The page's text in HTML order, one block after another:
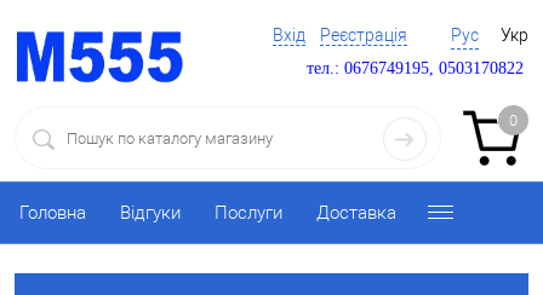
Вхід Реєстрація Рус Укр
тел.: 0676749195, 0503170822
0
Головна Відгуки Послуги Доставка